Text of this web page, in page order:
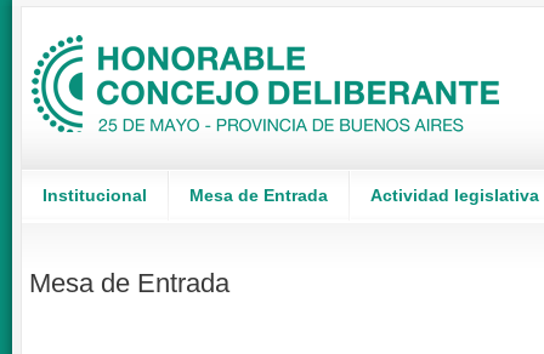
Institucional Mesa de Entrada Actividad legislativa
Mesa de Entrada